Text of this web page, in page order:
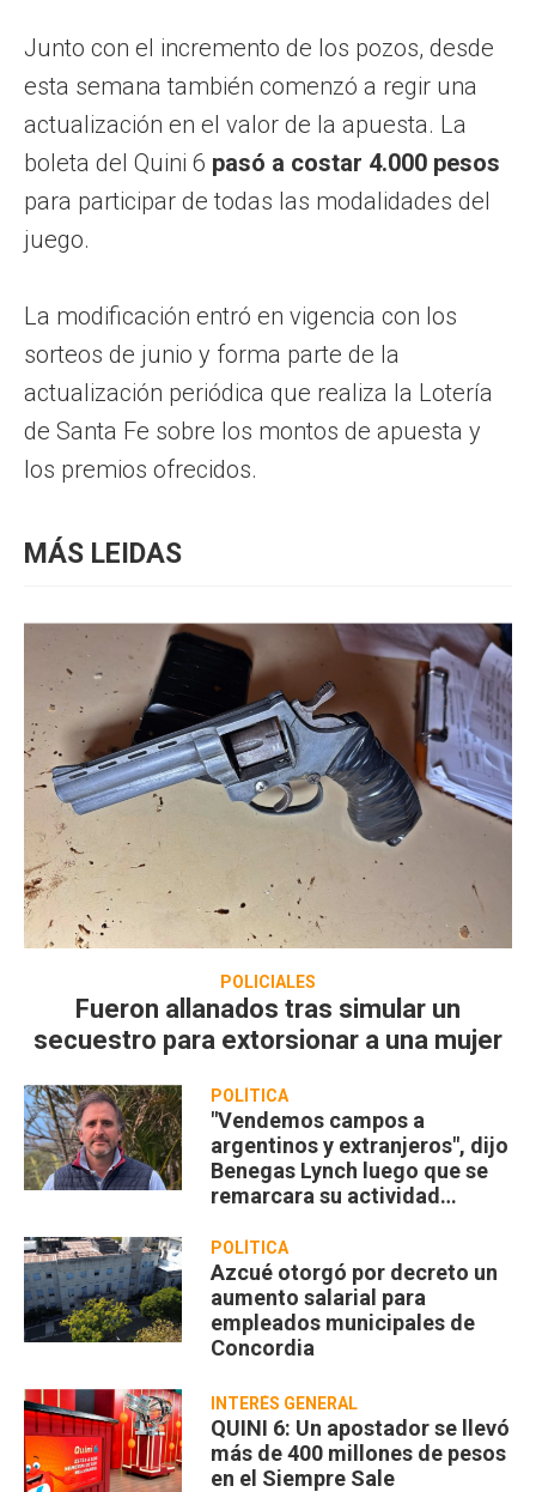
Junto con el incremento de los pozos, desde
esta semana también comenzó a regir una
actualización en el valor de la apuesta. La
boleta del Quini 6 pasó a costar 4.000 pesos
para participar de todas las modalidades del
juego.
La modificación entró en vigencia con los
sorteos de junio y forma parte de la
actualización periódica que realiza la Lotería
de Santa Fe sobre los montos de apuesta y
los premios ofrecidos.
MÁS LEIDAS
POLICIALES
Fueron allanados tras simular un
secuestro para extorsionar a una mujer
POLÍTICA
"Vendemos campos a
argentinos y extranjeros", dijo
Benegas Lynch luego que se
remarcara su actividad
POLÍTICA
Azcué otorgó por decreto un
aumento salarial para
empleados municipales de
Concordia
INTERÉS GENERAL
QUINI 6: Un apostador se llevó
más de 400 millones de pesos
en el Siempre Sale